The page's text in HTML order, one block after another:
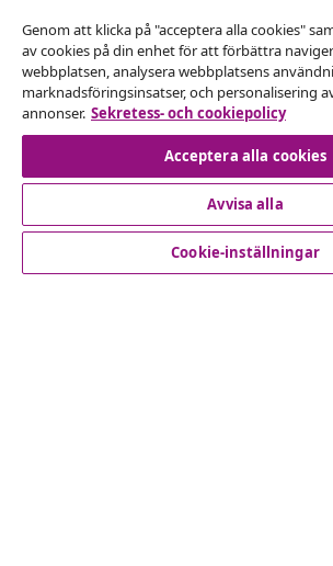
Avbryta avtalet
Skicka in en begäran om uttag för
Avbryta avtalet
Kundservice
Genom att klicka på "acceptera alla cookies"
av cookies på din enhet för att förbättra
webbplatsen, analysera webbplatsens
marknadsföringsinsatser, och personalisering
annonser. Sekretess- och cookiepolicy
Acceptera alla cookies
Avvisa alla
Cookie-inställningar